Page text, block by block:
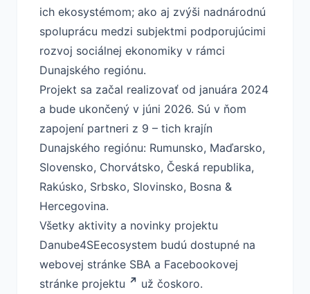
ich ekosystémom; ako aj zvýši nadnárodnú
spoluprácu medzi subjektmi podporujúcimi
rozvoj sociálnej ekonomiky v rámci
Dunajského regiónu.
Projekt sa začal realizovať od januára 2024
a bude ukončený v júni 2026. Sú v ňom
zapojení partneri z 9 – tich krajín
Dunajského regiónu: Rumunsko, Maďarsko,
Slovensko, Chorvátsko, Česká republika,
Rakúsko, Srbsko, Slovinsko, Bosna &
Hercegovina.
Všetky aktivity a novinky projektu
Danube4SEecosystem budú dostupné na
webovej stránke SBA a Facebookovej
stránke projektu
už čoskoro.